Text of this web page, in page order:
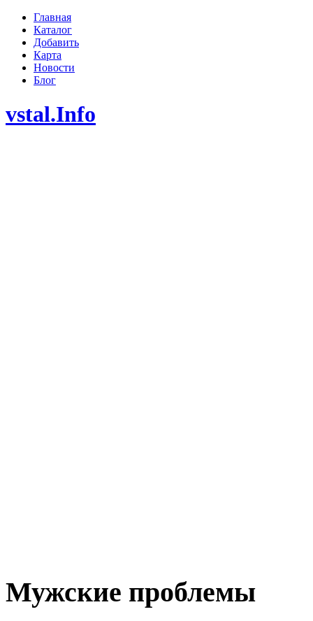
Главная
Каталог
Добавить
Карта
Новости
Блог
vstal.Info
Мужские проблемы